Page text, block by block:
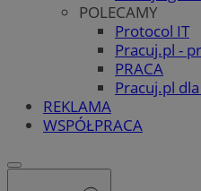
POLECAMY
Protocol IT
Pracuj.pl -
PRACA
Pracuj.pl
REKLAMA
WSPÓŁPRACA